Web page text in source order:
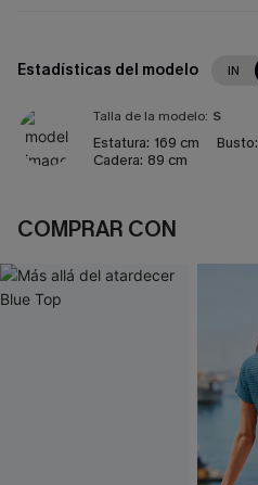
Estadísticas del modelo IN
Talla de la modelo: S
Estatura: 169 cm Busto:
Cadera: 89 cm
COMPRAR CON